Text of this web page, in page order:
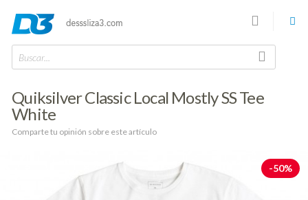
Buscar...
Quiksilver Classic Local Mostly SS Tee
White
Comparte tu opinión sobre este artículo
-50%